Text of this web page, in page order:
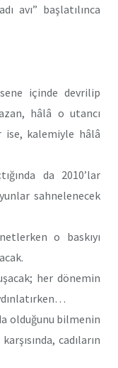
avı” başlatılınca
içinde devrilip
hâlâ o utancı
ise, kalemiyle hâlâ
da 2010’lar
sahnelenecek
o baskıyı
her dönemin
olduğunu bilmenin
cadıların